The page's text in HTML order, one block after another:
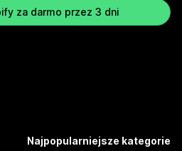
za darmo przez 3 dni
Najpopularniejsze kategorie